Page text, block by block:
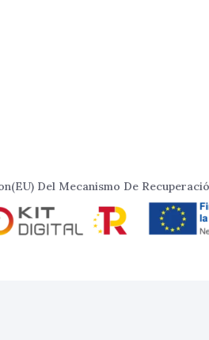
Del Mecanismo De